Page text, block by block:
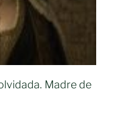
Madre de